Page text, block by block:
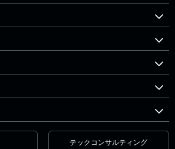
テックコンサルティング